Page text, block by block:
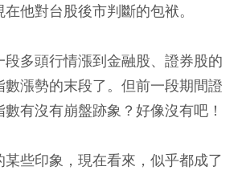
他對台股後市判斷的包袱。
段多頭行情漲到金融股、證券股的
數漲勢的末段了。但前一段期間證
有沒有崩盤跡象？好像沒有吧！
些印象，現在看來，似乎都成了